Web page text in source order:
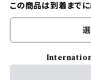
この商品は到着まで